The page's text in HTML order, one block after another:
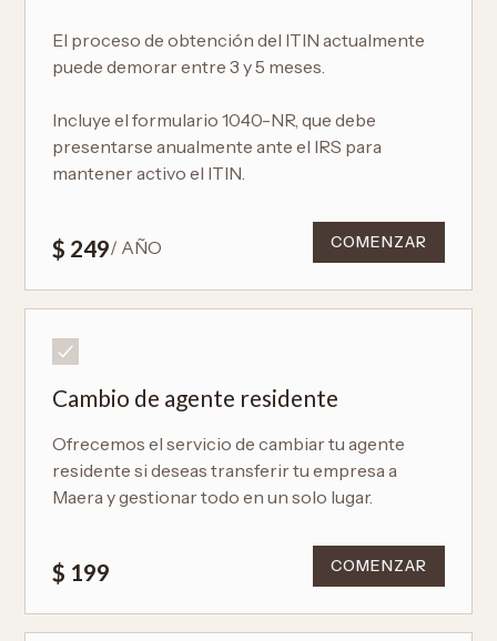
El proceso de obtención del ITIN actualmente
puede demorar entre 3 y 5 meses.
Incluye el formulario 1040-NR, que debe
presentarse anualmente ante el IRS para
mantener activo el ITIN.
$ 249/ AÑO COMENZAR
Cambio de agente residente
Ofrecemos el servicio de cambiar tu agente
residente si deseas transferir tu empresa a
Maera y gestionar todo en un solo lugar.
$ 199 COMENZAR